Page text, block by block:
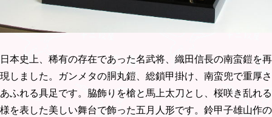
日本史上、稀有の存在であった名武将、織田信長の南蛮鎧を再
現しました。ガンメタの胴丸鎧、総鎖甲掛け、南蛮兜で重厚さ
あふれる具足です。脇飾りを槍と馬上太刀とし、桜咲き乱れる
様を表した美しい舞台で飾った五月人形です。鈴甲子雄山作の